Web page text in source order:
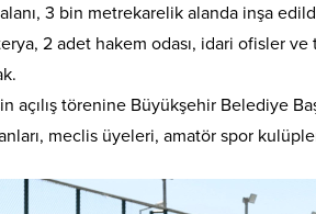
3 bin metrekarelik alanda inşa
2 adet hakem odası, idari ofisler
açılış törenine Büyükşehir Belediye
meclis üyeleri, amatör spor